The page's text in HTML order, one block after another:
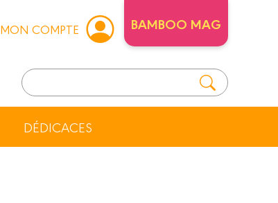
MON COMPTE BAMBOO MAG
DÉDICACES